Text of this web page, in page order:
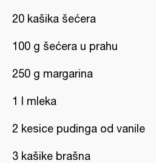
20 kašika šećera
100 g šećera u prahu
250 g margarina
1 l mleka
2 kesice pudinga od vanile
3 kašike brašna